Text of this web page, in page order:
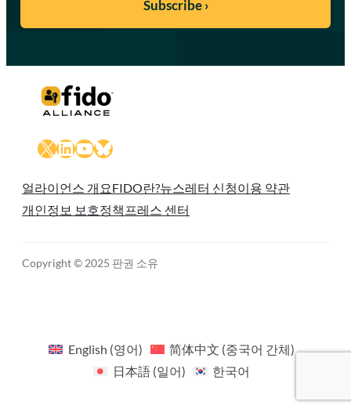
X LinkedIn
YouTube
Bluesky
얼라이언스 개요FIDO란?뉴스레터 신청이용 약관
개인정보 보호정책 프레스 센터
Copyright © 2025 판권 소유
English (영어) 简体中文 (중국어 간체)
日本語(일어) 한국어